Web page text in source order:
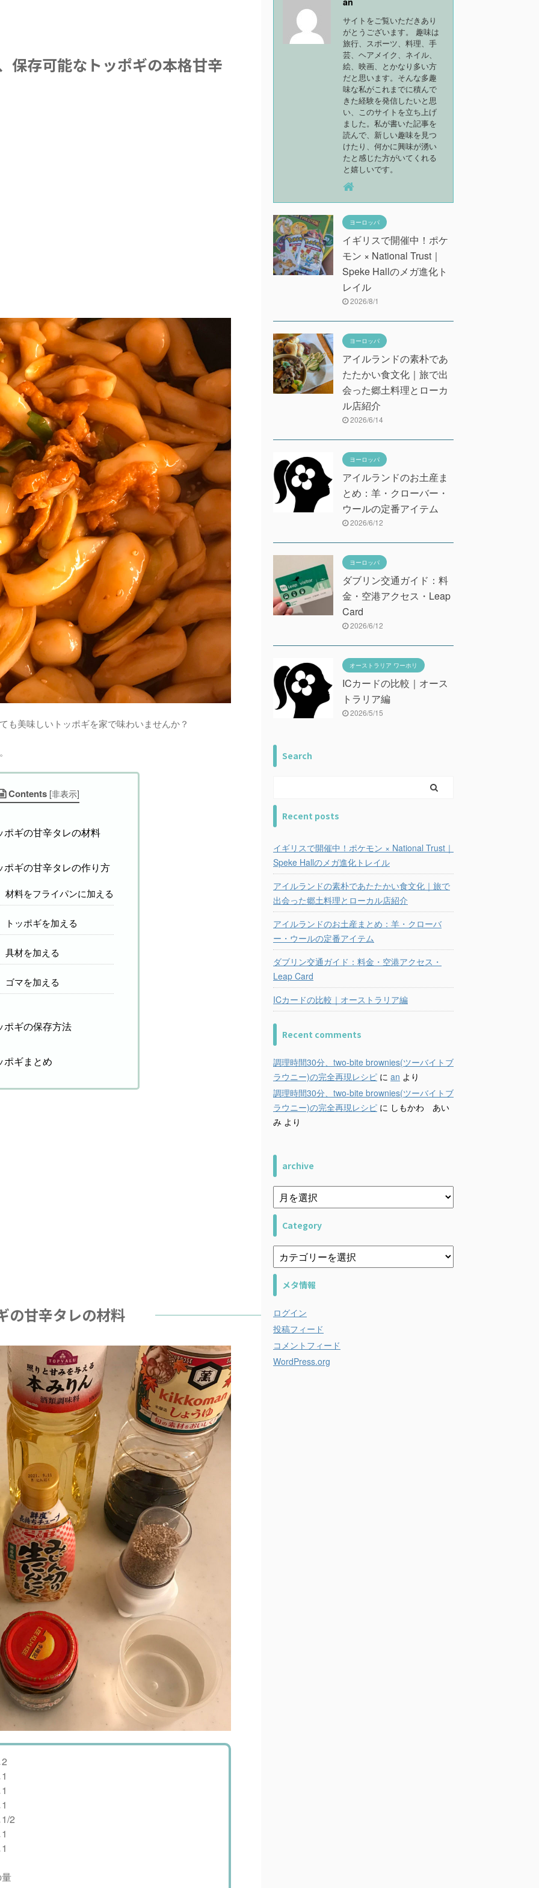
保存可能なトッポギの本格甘辛
も美味しいトッポギを家で味わいませんか？
Contents [非表示]
ギの甘辛タレの材料
ギの甘辛タレの作り方
材料をフライパンに加える
トッポギを加える
具材を加える
ゴマを加える
ギの保存方法
ギまとめ
の甘辛タレの材料
2
サイトをご覧いただきあり
がとうございます。 趣味は
旅行、スポーツ、料理、手
芸、ヘアメイク、ネイル、
絵、映画、とかなり多い方
だと思います。そんな多趣
味な私がこれまでに積んで
きた経験を発信したいと思
い、このサイトを立ち上げ
ました。私が書いた記事を
読んで、新しい趣味を見つ
けたり、何かに興味が湧い
たと感じた方がいてくれる
と嬉しいです。
ヨーロッパ
イギリスで開催中！ポケ
モン × National Trust｜
Speke Hallのメガ進化ト
レイル
2026/8/1
ヨーロッパ
アイルランドの素朴であ
たたかい食文化｜旅で出
会った郷土料理とローカ
ル店紹介
2026/6/14
ヨーロッパ
アイルランドのお土産ま
とめ：羊・クローバー・
ウールの定番アイテム
2026/6/12
ヨーロッパ
ダブリン交通ガイド：料
金・空港アクセス・Leap
Card
2026/6/12
オーストラリア ワーホリ
ICカードの比較｜オース
トラリア編
2026/5/15
Search
Recent posts
イギリスで開催中！ポケモン × National Trust｜
Speke Hallのメガ進化トレイル
アイルランドの素朴であたたかい食文化｜旅で
出会った郷土料理とローカル店紹介
アイルランドのお土産まとめ：羊・クローバ
ー・ウールの定番アイテム
ダブリン交通ガイド：料金・空港アクセス・
Leap Card
ICカードの比較｜オーストラリア編
Recent comments
調理時間30分、two-bite brownies(ツーバイトブ
ラウニー)の完全再現レシピ に an より
調理時間30分、two-bite brownies(ツーバイトブ
ラウニー)の完全再現レシピ に しもかわ あい
み より
archive
Category
メタ情報
ログイン
投稿フィード
コメントフィード
WordPress.org